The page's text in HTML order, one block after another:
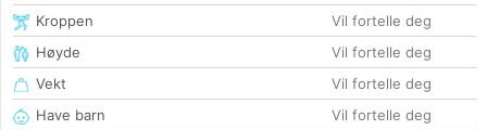
Kroppen
Vil fortelle deg
Høyde
Vil fortelle deg
Vekt
Vil fortelle deg
Have barn
Vil fortelle deg